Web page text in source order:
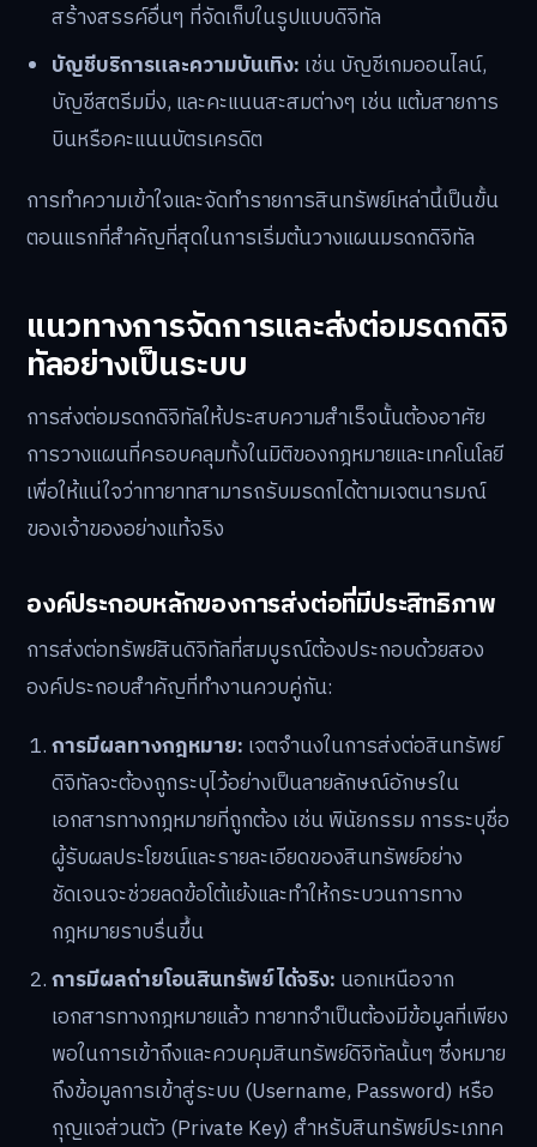
สร้างสรรค์อื่นๆ ที่จัดเก็บในรูปแบบดิจิทัล
บัญชีบริการและความบันเทิง: เช่น บัญชีเกมออนไลน์,
บัญชีสตรีมมิ่ง, และคะแนนสะสมต่างๆ เช่น แต้มสายการ
บินหรือคะแนนบัตรเครดิต
การทำความเข้าใจและจัดทำรายการสินทรัพย์เหล่านี้เป็นขั้น
ตอนแรกที่สำคัญที่สุดในการเริ่มต้นวางแผนมรดกดิจิทัล
แนวทางการจัดการและส่งต่อมรดกดิจิ
ทัลอย่างเป็นระบบ
การส่งต่อมรดกดิจิทัลให้ประสบความสำเร็จนั้นต้องอาศัย
การวางแผนที่ครอบคลุมทั้งในมิติของกฎหมายและเทคโนโลยี
เพื่อให้แน่ใจว่าทายาทสามารถรับมรดกได้ตามเจตนารมณ์
ของเจ้าของอย่างแท้จริง
องค์ประกอบหลักของการส่งต่อที่มีประสิทธิภาพ
การส่งต่อทรัพย์สินดิจิทัลที่สมบูรณ์ต้องประกอบด้วยสอง
องค์ประกอบสำคัญที่ทำงานควบคู่กัน:
การมีผลทางกฎหมาย: เจตจำนงในการส่งต่อสินทรัพย์
ดิจิทัลจะต้องถูกระบุไว้อย่างเป็นลายลักษณ์อักษรใน
เอกสารทางกฎหมายที่ถูกต้อง เช่น พินัยกรรม การระบุชื่อ
ผู้รับผลประโยชน์และรายละเอียดของสินทรัพย์อย่าง
ชัดเจนจะช่วยลดข้อโต้แย้งและทำให้กระบวนการทาง
กฎหมายราบรื่นขึ้น
การมีผลถ่ายโอนสินทรัพย์ได้จริง: นอกเหนือจาก
เอกสารทางกฎหมายแล้ว ทายาทจำเป็นต้องมีข้อมูลที่เพียง
พอในการเข้าถึงและควบคุมสินทรัพย์ดิจิทัลนั้นๆ ซึ่งหมาย
ถึงข้อมูลการเข้าสู่ระบบ (Username, Password) หรือ
กุญแจส่วนตัว (Private Key) สำหรับสินทรัพย์ประเภทค